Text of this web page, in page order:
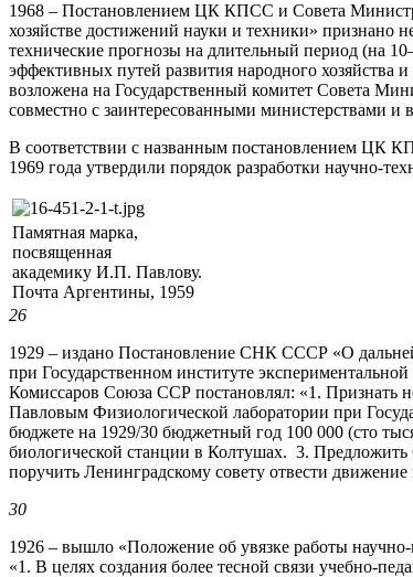
1968 – Постановлением ЦК КПСС и Совета
хозяйстве достижений науки и техники» признано
технические про­гнозы на длительный период (на
эффективных путей развития народного хозяйства
возложена на Государственный комитет Совета
совместно с заинтересованными министерствами
В соответствии с названным постановлением ЦК
1969 года утвердили порядок разработки научно-
Памятная марка,
посвященная
академику И.П. Павлову.
Почта Аргентины, 1959
26
1929 – издано Постановление СНК СССР «О
при Государственном институте
Комиссаров Союза ССР постановлял: «1. Признать
Павловым Физиологической лаборатории при
бюджете на 1929/30 бюджетный год 100 000 (сто
биологической станции в Колтушах. 3.
поручить Ленинградскому совету отвести
30
1926 – вышло «Положение об увязке работы научно-
«1. В целях создания более тесной связи учебно-